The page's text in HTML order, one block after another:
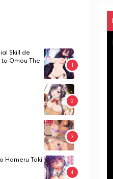
Skill de
to Omou The
Hameru Toki